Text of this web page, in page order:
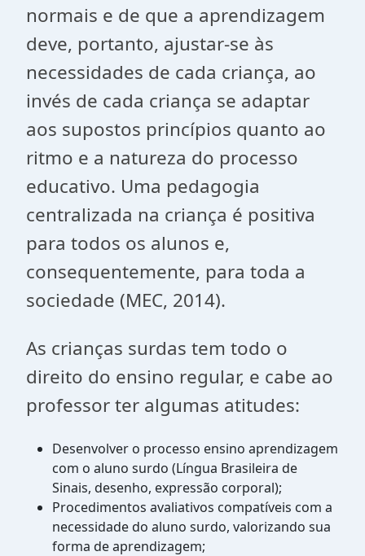
normais e de que a aprendizagem
deve, portanto, ajustar-se às
necessidades de cada criança, ao
invés de cada criança se adaptar
aos supostos princípios quanto ao
ritmo e a natureza do processo
educativo. Uma pedagogia
centralizada na criança é positiva
para todos os alunos e,
consequentemente, para toda a
sociedade (MEC, 2014).
As crianças surdas tem todo o
direito do ensino regular, e cabe ao
professor ter algumas atitudes:
Desenvolver o processo ensino aprendizagem
com o aluno surdo (Língua Brasileira de
Sinais, desenho, expressão corporal);
Procedimentos avaliativos compatíveis com a
necessidade do aluno surdo, valorizando sua
forma de aprendizagem;